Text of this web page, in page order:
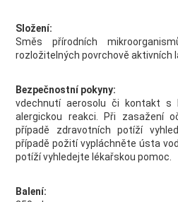
Složení:
Směs přírodních
rozložitelných povrchově aktivních
Bezpečnostní pokyny:
vdechnutí aerosolu či kontakt s
alergickou reakci. Při zasažení
případě zdravotních potíží
případě požití vypláchněte ústa
potíží vyhledejte lékařskou pomoc.
Balení: